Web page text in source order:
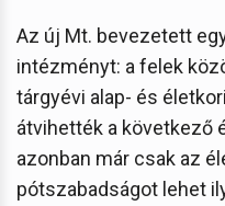
Az új Mt. bevezetett
intézményt: a felek
tárgyévi alap- és
átvihették a következő
azonban már csak az
pótszabadságot lehet